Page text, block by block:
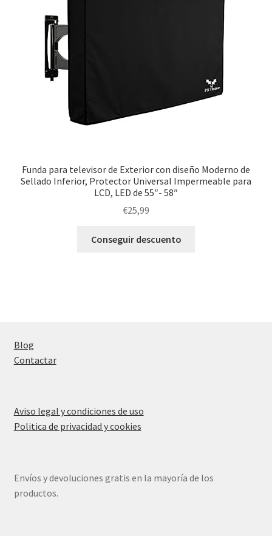
Funda para televisor de Exterior con diseño Moderno de
Sellado Inferior, Protector Universal Impermeable para
LCD, LED de 55″- 58″
€25,99
Conseguir descuento
Blog
Contactar
Aviso legal y condiciones de uso
Politica de privacidad y cookies
Envíos y devoluciones gratis en la mayoría de los
productos.